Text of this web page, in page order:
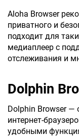
Aloha Browser
приватного и
подходит для
медиаплеер с
отслеживания и
Dolphin
Dolphin Browser
интернет-
удобными